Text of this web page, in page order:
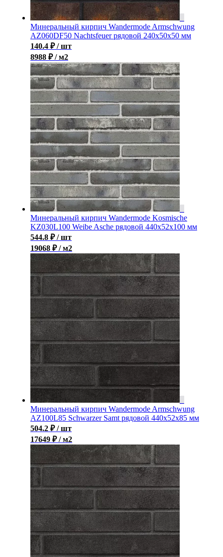
Минеральный кирпич Wandermode Armschwung
AZ060DF50 Nachtsfeuer рядовой 240x50x50 мм
140.4 ₽ / шт
8988 ₽ / м2
Минеральный кирпич Wandermode Kosmische
KZ030L100 Weibe Asche рядовой 440x52x100 мм
544.8 ₽ / шт
19068 ₽ / м2
Минеральный кирпич Wandermode Armschwung
AZ100L85 Schwarzer Samt рядовой 440x52x85 мм
504.2 ₽ / шт
17649 ₽ / м2